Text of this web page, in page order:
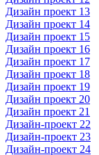
Дизайн проект 13
Дизайн проект 14
Дизайн проект 15
Дизайн проект 16
Дизайн проект 17
Дизайн проект 18
Дизайн проект 19
Дизайн проект 20
Дизайн проект 21
Дизайн-проект 22
Дизайн-проект 23
Дизайн-проект 24